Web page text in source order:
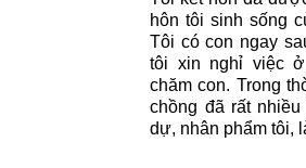
hôn tôi sinh sống
Tôi có con ngay
tôi xin nghỉ việc
chăm con. Trong
chồng đã rất
dự, nhân phẩm tôi,